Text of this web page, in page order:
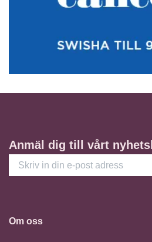
Anmäl dig till vårt
Om oss